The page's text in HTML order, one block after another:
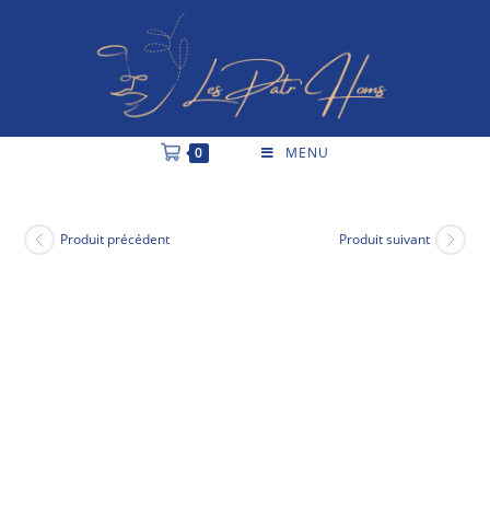
0 MENU
Produit précédent Produit suivant